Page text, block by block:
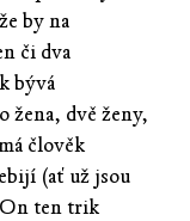
by na
či dva
bývá
žena, dvě ženy,
člověk
(ať už jsou
ten trik